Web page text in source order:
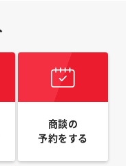
商談の
予約をする